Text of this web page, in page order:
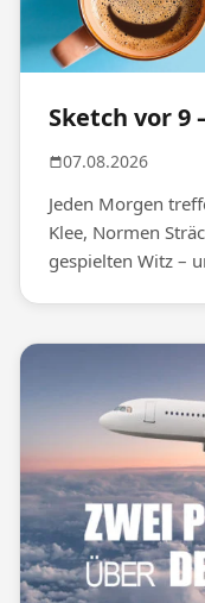
Sketch vor 9
07.08.2026
Jeden Morgen
Klee, Normen
gespielten Witz –